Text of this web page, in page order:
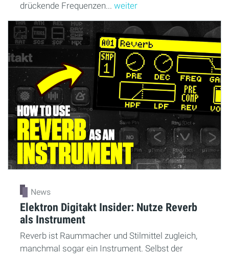
drückende Frequenzen... weiter
News
Elektron Digitakt Insider: Nutze Reverb
als Instrument
Reverb ist Raummacher und Stilmittel zugleich,
manchmal sogar ein Instrument. Selbst der